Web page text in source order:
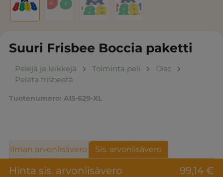
Suuri Frisbee Boccia paketti
Pelejä ja leikkejä Toiminta peli
Disc
Pelata frisbeetä
Tuotenumero: A15-629-XL
Hinta sis. arvonlisävero
99,14 €
Ilman arvonlisävero Sis. arvonlisävero